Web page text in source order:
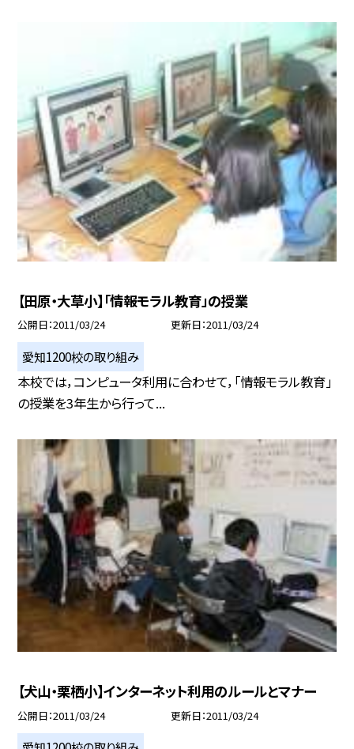
【田原・大草小】「情報モラル教育」の授業
公開日 2011/03/24 更新日 2011/03/24
愛知1200校の取り組み
本校では，コンピュータ利用に合わせて，「情報モラル教育」
の授業を3年生から行って...
【犬山・栗栖小】インターネット利用のルールとマナー
公開日 2011/03/24 更新日 2011/03/24